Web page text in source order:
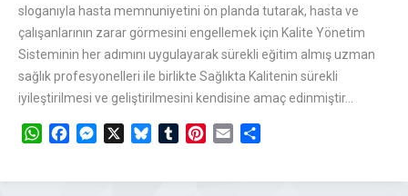
sloganıyla hasta memnuniyetini ön planda tutarak, hasta ve
çalışanlarının zarar görmesini engellemek için Kalite Yönetim
Sisteminin her adımını uygulayarak sürekli eğitim almış uzman
sağlık profesyonelleri ile birlikte Sağlıkta Kalitenin sürekli
iyileştirilmesi ve geliştirilmesini kendisine amaç edinmiştir…
WhatsAppFacebookMessengerBlueskyTumblrPinterest
Email